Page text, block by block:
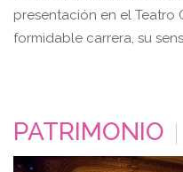
presentación en el Teatro
formidable carrera, su
PATRIMONIO